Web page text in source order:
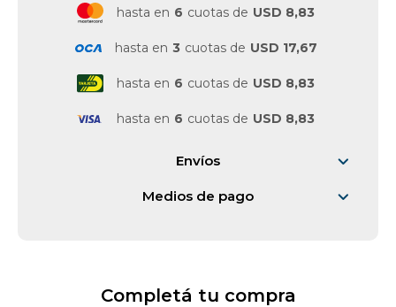
hasta en 6 cuotas de USD 8,83
hasta en 3 cuotas de USD 17,67
hasta en 6 cuotas de USD 8,83
hasta en 6 cuotas de USD 8,83
Envíos
Medios de pago
Completá tu compra